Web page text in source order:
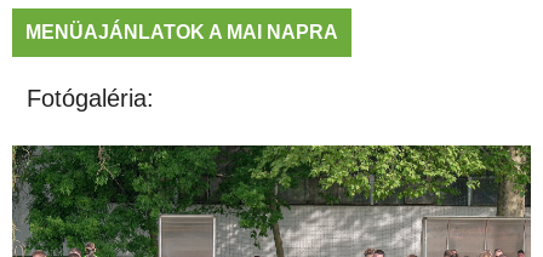
MENÜAJÁNLATOK A MAI NAPRA
Fotógaléria: